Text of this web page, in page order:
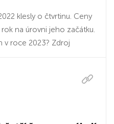
klesly o čtvrtinu. Ceny
na úrovni jeho začátku.
v roce 2023? Zdroj